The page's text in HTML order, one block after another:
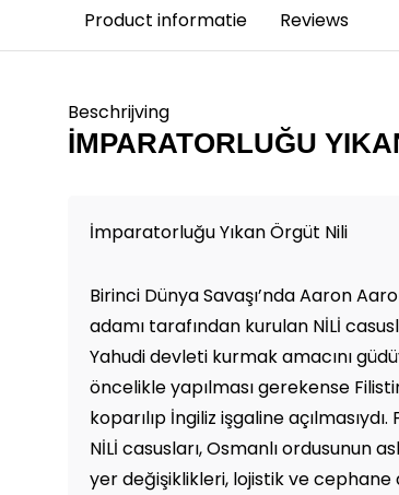
Product informatie Reviews
Beschrijving
İMPARATORLUĞU
İmparatorluğu Yıkan Örgüt Nili
Birinci Dünya Savaşı’nda Aaron
adamı tarafından kurulan NİLİ
Yahudi devleti kurmak amacını
öncelikle yapılması gerekense
koparılıp İngiliz işgaline
NİLİ casusları, Osmanlı ordusunun
yer değişiklikleri, lojistik ve cephane